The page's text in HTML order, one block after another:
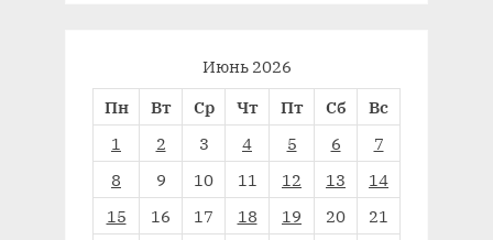
Июнь 2026
Пн
Вт Ср Чт Пт Сб
Вс
1
2 3 4 5 6
7
8
9 10 11 12 13
14
15
16 17 18 19 20
21